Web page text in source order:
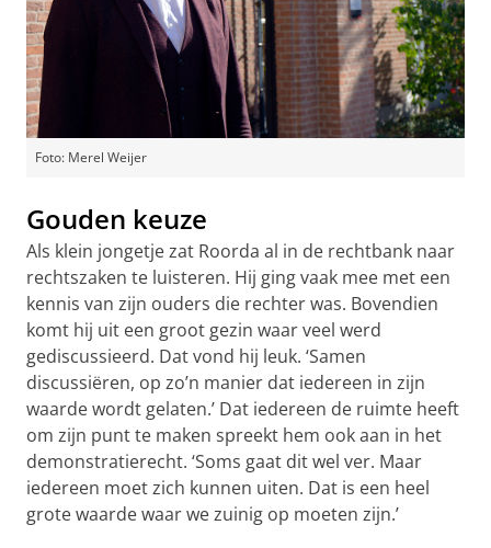
Foto: Merel Weijer
Gouden keuze
Als klein jongetje zat Roorda al in de rechtbank naar
rechtszaken te luisteren. Hij ging vaak mee met een
kennis van zijn ouders die rechter was. Bovendien
komt hij uit een groot gezin waar veel werd
gediscussieerd. Dat vond hij leuk. ‘Samen
discussiëren, op zo’n manier dat iedereen in zijn
waarde wordt gelaten.’ Dat iedereen de ruimte heeft
om zijn punt te maken spreekt hem ook aan in het
demonstratierecht. ‘Soms gaat dit wel ver. Maar
iedereen moet zich kunnen uiten. Dat is een heel
grote waarde waar we zuinig op moeten zijn.’